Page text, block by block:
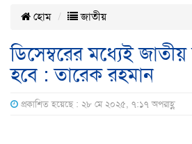
হোম জাতীয়
ডিসেম্বরের মধ্যেই জাতীয়
হবে : তারেক রহমান
প্রকাশিত হয়েছে : ২৮ মে ২০২৫, ৭:১৭ অপরাহ্ণ